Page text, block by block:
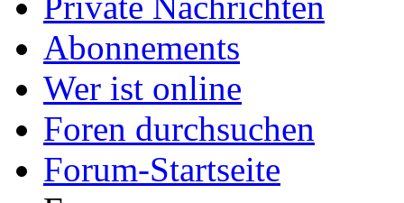
Abonnements
Wer ist online
Foren durchsuchen
Forum-Startseite